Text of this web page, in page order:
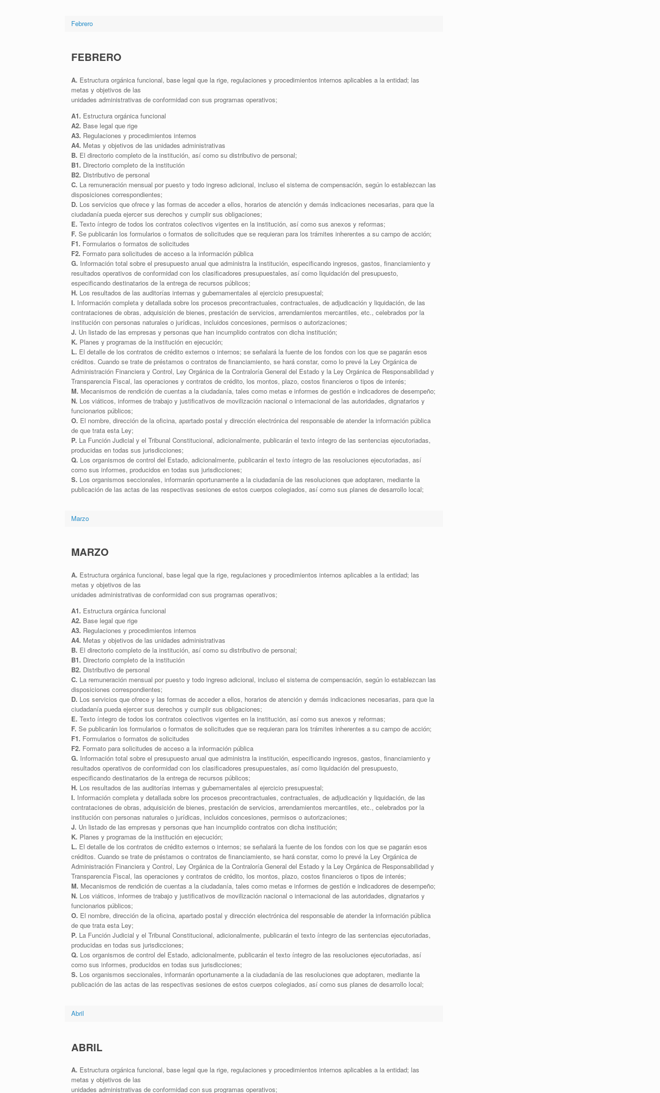
Febrero
FEBRERO
A. Estructura orgánica funcional, base legal que la rige, regulaciones y procedimientos internos aplicables a la entidad; las
metas y objetivos de las
unidades administrativas de conformidad con sus programas operativos;
A1. Estructura orgánica funcional
A2. Base legal que rige
A3. Regulaciones y procedimientos internos
A4. Metas y objetivos de las unidades administrativas
B. El directorio completo de la institución, así como su distributivo de personal;
B1. Directorio completo de la institución
B2. Distributivo de personal
C. La remuneración mensual por puesto y todo ingreso adicional, incluso el sistema de compensación, según lo establezcan las
disposiciones correspondientes;
D. Los servicios que ofrece y las formas de acceder a ellos, horarios de atención y demás indicaciones necesarias, para que la
ciudadanía pueda ejercer sus derechos y cumplir sus obligaciones;
E. Texto íntegro de todos los contratos colectivos vigentes en la institución, así como sus anexos y reformas;
F. Se publicarán los formularios o formatos de solicitudes que se requieran para los trámites inherentes a su campo de acción;
F1. Formularios o formatos de solicitudes
F2. Formato para solicitudes de acceso a la información pública
G. Información total sobre el presupuesto anual que administra la institución, especificando ingresos, gastos, financiamiento y
resultados operativos de conformidad con los clasificadores presupuestales, así como liquidación del presupuesto,
especificando destinatarios de la entrega de recursos públicos;
H. Los resultados de las auditorías internas y gubernamentales al ejercicio presupuestal;
I. Información completa y detallada sobre los procesos precontractuales, contractuales, de adjudicación y liquidación, de las
contrataciones de obras, adquisición de bienes, prestación de servicios, arrendamientos mercantiles, etc., celebrados por la
institución con personas naturales o jurídicas, incluidos concesiones, permisos o autorizaciones;
J. Un listado de las empresas y personas que han incumplido contratos con dicha institución;
K. Planes y programas de la institución en ejecución;
L. El detalle de los contratos de crédito externos o internos; se señalará la fuente de los fondos con los que se pagarán esos
créditos. Cuando se trate de préstamos o contratos de financiamiento, se hará constar, como lo prevé la Ley Orgánica de
Administración Financiera y Control, Ley Orgánica de la Contraloría General del Estado y la Ley Orgánica de Responsabilidad y
Transparencia Fiscal, las operaciones y contratos de crédito, los montos, plazo, costos financieros o tipos de interés;
M. Mecanismos de rendición de cuentas a la ciudadanía, tales como metas e informes de gestión e indicadores de desempeño;
N. Los viáticos, informes de trabajo y justificativos de movilización nacional o internacional de las autoridades, dignatarios y
funcionarios públicos;
O. El nombre, dirección de la oficina, apartado postal y dirección electrónica del responsable de atender la información pública
de que trata esta Ley;
P. La Función Judicial y el Tribunal Constitucional, adicionalmente, publicarán el texto íntegro de las sentencias ejecutoriadas,
producidas en todas sus jurisdicciones;
Q. Los organismos de control del Estado, adicionalmente, publicarán el texto íntegro de las resoluciones ejecutoriadas, así
como sus informes, producidos en todas sus jurisdicciones;
S. Los organismos seccionales, informarán oportunamente a la ciudadanía de las resoluciones que adoptaren, mediante la
publicación de las actas de las respectivas sesiones de estos cuerpos colegiados, así como sus planes de desarrollo local;
Marzo
MARZO
A. Estructura orgánica funcional, base legal que la rige, regulaciones y procedimientos internos aplicables a la entidad; las
metas y objetivos de las
unidades administrativas de conformidad con sus programas operativos;
A1. Estructura orgánica funcional
A2. Base legal que rige
A3. Regulaciones y procedimientos internos
A4. Metas y objetivos de las unidades administrativas
B. El directorio completo de la institución, así como su distributivo de personal;
B1. Directorio completo de la institución
B2. Distributivo de personal
C. La remuneración mensual por puesto y todo ingreso adicional, incluso el sistema de compensación, según lo establezcan las
disposiciones correspondientes;
D. Los servicios que ofrece y las formas de acceder a ellos, horarios de atención y demás indicaciones necesarias, para que la
ciudadanía pueda ejercer sus derechos y cumplir sus obligaciones;
E. Texto íntegro de todos los contratos colectivos vigentes en la institución, así como sus anexos y reformas;
F. Se publicarán los formularios o formatos de solicitudes que se requieran para los trámites inherentes a su campo de acción;
F1. Formularios o formatos de solicitudes
F2. Formato para solicitudes de acceso a la información pública
G. Información total sobre el presupuesto anual que administra la institución, especificando ingresos, gastos, financiamiento y
resultados operativos de conformidad con los clasificadores presupuestales, así como liquidación del presupuesto,
especificando destinatarios de la entrega de recursos públicos;
H. Los resultados de las auditorías internas y gubernamentales al ejercicio presupuestal;
I. Información completa y detallada sobre los procesos precontractuales, contractuales, de adjudicación y liquidación, de las
contrataciones de obras, adquisición de bienes, prestación de servicios, arrendamientos mercantiles, etc., celebrados por la
institución con personas naturales o jurídicas, incluidos concesiones, permisos o autorizaciones;
J. Un listado de las empresas y personas que han incumplido contratos con dicha institución;
K. Planes y programas de la institución en ejecución;
L. El detalle de los contratos de crédito externos o internos; se señalará la fuente de los fondos con los que se pagarán esos
créditos. Cuando se trate de préstamos o contratos de financiamiento, se hará constar, como lo prevé la Ley Orgánica de
Administración Financiera y Control, Ley Orgánica de la Contraloría General del Estado y la Ley Orgánica de Responsabilidad y
Transparencia Fiscal, las operaciones y contratos de crédito, los montos, plazo, costos financieros o tipos de interés;
M. Mecanismos de rendición de cuentas a la ciudadanía, tales como metas e informes de gestión e indicadores de desempeño;
N. Los viáticos, informes de trabajo y justificativos de movilización nacional o internacional de las autoridades, dignatarios y
funcionarios públicos;
O. El nombre, dirección de la oficina, apartado postal y dirección electrónica del responsable de atender la información pública
de que trata esta Ley;
P. La Función Judicial y el Tribunal Constitucional, adicionalmente, publicarán el texto íntegro de las sentencias ejecutoriadas,
producidas en todas sus jurisdicciones;
Q. Los organismos de control del Estado, adicionalmente, publicarán el texto íntegro de las resoluciones ejecutoriadas, así
como sus informes, producidos en todas sus jurisdicciones;
S. Los organismos seccionales, informarán oportunamente a la ciudadanía de las resoluciones que adoptaren, mediante la
publicación de las actas de las respectivas sesiones de estos cuerpos colegiados, así como sus planes de desarrollo local;
Abril
ABRIL
A. Estructura orgánica funcional, base legal que la rige, regulaciones y procedimientos internos aplicables a la entidad; las
metas y objetivos de las
unidades administrativas de conformidad con sus programas operativos;